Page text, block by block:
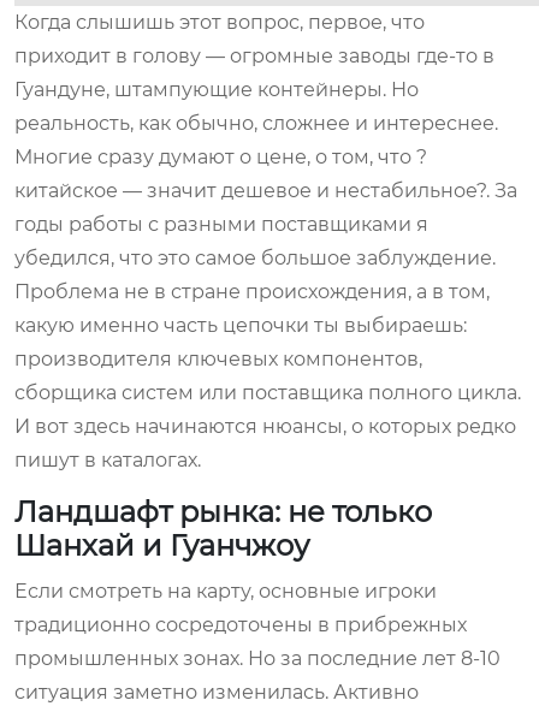
Когда слышишь этот вопрос, первое, что
приходит в голову — огромные заводы где-то в
Гуандуне, штампующие контейнеры. Но
реальность, как обычно, сложнее и интереснее.
Многие сразу думают о цене, о том, что ?
китайское — значит дешевое и нестабильное?. За
годы работы с разными поставщиками я
убедился, что это самое большое заблуждение.
Проблема не в стране происхождения, а в том,
какую именно часть цепочки ты выбираешь:
производителя ключевых компонентов,
сборщика систем или поставщика полного цикла.
И вот здесь начинаются нюансы, о которых редко
пишут в каталогах.
Ландшафт рынка: не только
Шанхай и Гуанчжоу
Если смотреть на карту, основные игроки
традиционно сосредоточены в прибрежных
промышленных зонах. Но за последние лет 8-10
ситуация заметно изменилась. Активно